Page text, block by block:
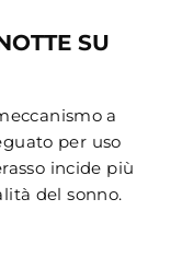
SU
a
per uso
incide più
del sonno.